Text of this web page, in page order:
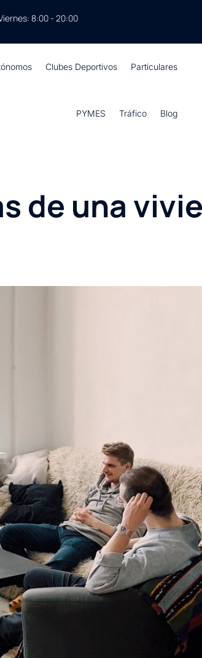
8:00 - 20:00
Clubes Deportivos Particulares
PYMES Tráfico Blog
de una